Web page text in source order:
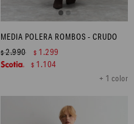
MEDIA POLERA ROMBOS - CRUDO
+ 1 color
$2.990 $ 1.299
$ 1.104